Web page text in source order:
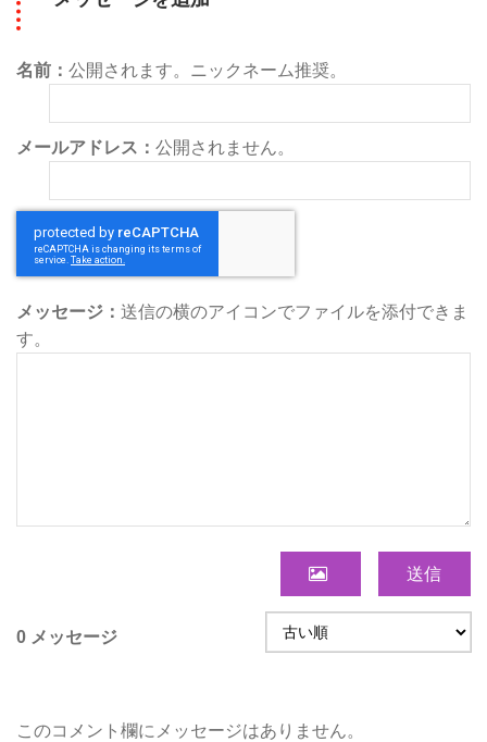
名前： 公開されます。ニックネーム推奨。
メールアドレス： 公開されません。
メッセージ： 送信の横のアイコンでファイルを添付できま
す。
送信
0 メッセージ
このコメント欄にメッセージはありません。